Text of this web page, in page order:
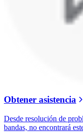
Obtener asistencia
Desde resolución de
bandas, no encontrará